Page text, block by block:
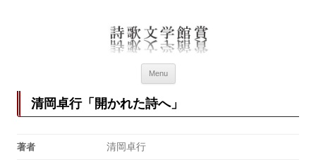
詩歌文学館賞
Menu
清岡卓行「開かれた詩へ」
著者 清岡卓行